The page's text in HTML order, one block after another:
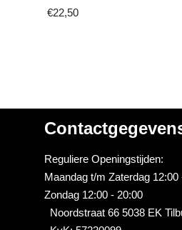
€22,50
Reguliere Openingstijden:
Maandag t/m Zaterdag 12:00
Zondag 12:00 - 20:00
Noordstraat 66 5038 EK